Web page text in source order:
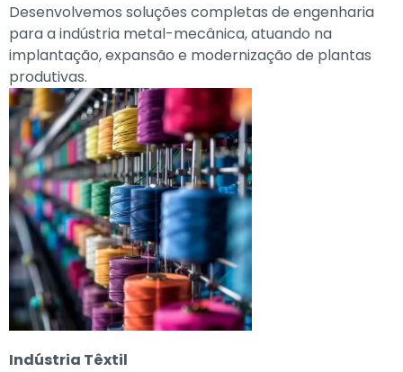
Desenvolvemos soluções completas de engenharia
para a indústria metal-mecânica, atuando na
implantação, expansão e modernização de plantas
produtivas.
Indústria Têxtil